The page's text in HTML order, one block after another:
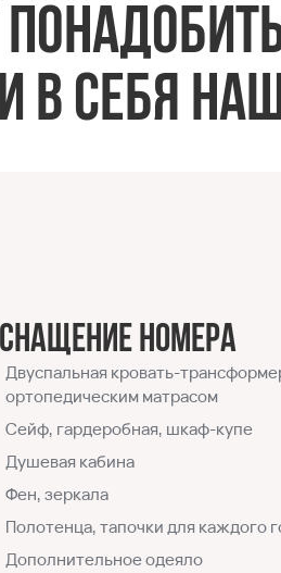
в себя
номера
Двуспальная кровать-
ортопедическим матрасом
Сейф, гардеробная, шкаф-купе
Душевая кабина
Фен, зеркала
Полотенца, тапочки для каждого
Дополнительное одеяло